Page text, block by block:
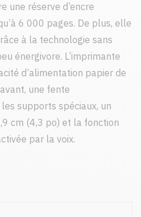
une réserve d’encre
6 000 pages. De plus, elle
à la technologie sans
énergivore. L’imprimante
d’alimentation papier de
une fente
supports spéciaux, un
cm (4,3 po) et la fonction
par la voix.